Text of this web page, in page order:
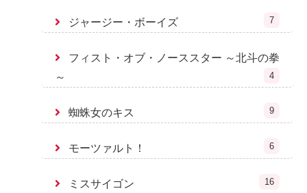
ジャージー・ボーイズ 7
フィスト・オブ・ノーススター ～北斗の拳
～
4
蜘蛛女のキス 9
モーツァルト！ 6
ミスサイゴン 16